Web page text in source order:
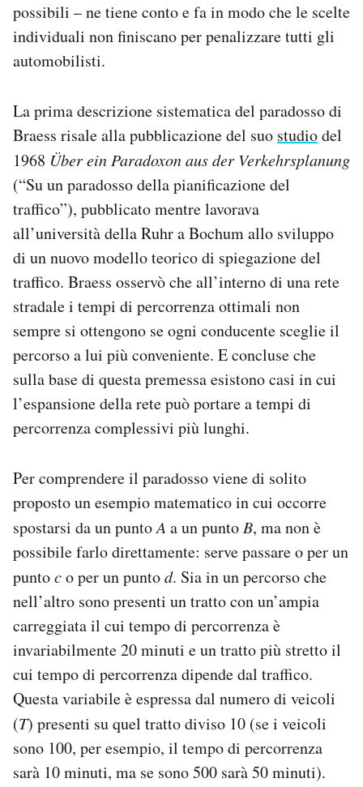
possibili – ne tiene conto e fa in modo che le scelte
individuali non finiscano per penalizzare tutti gli
automobilisti.
La prima descrizione sistematica del paradosso di
Braess risale alla pubblicazione del suo studiodel
1968 Über ein Paradoxon aus der Verkehrsplanung
(“Su un paradosso della pianificazione del
traffico”), pubblicato mentre lavorava
all’università della Ruhr a Bochum allo sviluppo
di un nuovo modello teorico di spiegazione del
traffico. Braess osservò che all’interno di una rete
stradale i tempi di percorrenza ottimali non
sempre si ottengono se ogni conducente sceglie il
percorso a lui più conveniente. E concluse che
sulla base di questa premessa esistono casi in cui
l’espansione della rete può portare a tempi di
percorrenza complessivi più lunghi.
Per comprendere il paradosso viene di solito
proposto un esempio matematico in cui occorre
spostarsi da un puntoA a un puntoB, ma non è
possibile farlo direttamente: serve passare o per un
puntoco per un puntod. Sia in un percorso che
nell’altro sono presenti un tratto con un’ampia
carreggiata il cui tempo di percorrenza è
invariabilmente 20 minuti e un tratto più stretto il
cui tempo di percorrenza dipende dal traffico.
Questa variabile è espressa dal numero di veicoli
(T) presenti su quel tratto diviso 10 (se i veicoli
sono 100, per esempio, il tempo di percorrenza
sarà 10 minuti, ma se sono 500 sarà 50 minuti).